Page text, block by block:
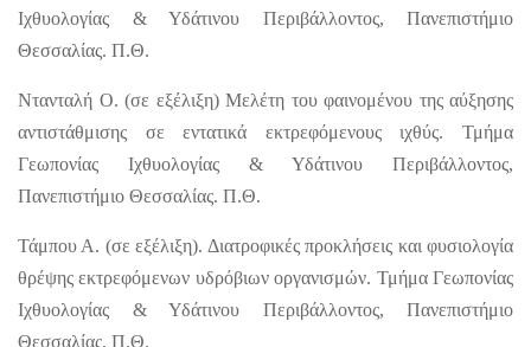
Ιχθυολογίας & Υδάτινου Περιβάλλοντος, Πανεπιστήμιο
Θεσσαλίας. Π.Θ.
Ντανταλή Ο. (σε εξέλιξη) Μελέτη του φαινομένου της αύξησης
αντιστάθμισης σε εντατικά εκτρεφόμενους ιχθύς. Τμήμα
Γεωπονίας Ιχθυολογίας & Υδάτινου Περιβάλλοντος,
Πανεπιστήμιο Θεσσαλίας. Π.Θ.
Τάμπου Α. (σε εξέλιξη). Διατροφικές προκλήσεις και φυσιολογία
θρέψης εκτρεφόμενων υδρόβιων οργανισμών. Τμήμα Γεωπονίας
Ιχθυολογίας & Υδάτινου Περιβάλλοντος, Πανεπιστήμιο
Θεσσαλίας. Π.Θ.